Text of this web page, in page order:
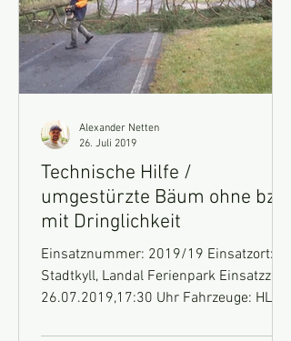
Technische Hilfe /
umgestürzte Bäum ohne bzw.
mit Dringlichkeit
Einsatznummer: 2019/19 Einsatzort:
Stadtkyll, Landal Ferienpark Einsatzzeit:
26.07.2019,17:30 Uhr Fahrzeuge: HLF
Alexander Netten
26. Juli 2019